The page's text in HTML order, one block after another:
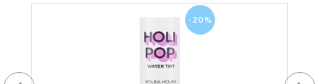
-20%